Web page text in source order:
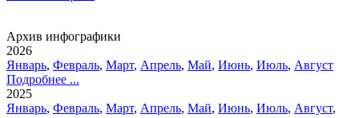
Архив инфографики
2026
Январь, Февраль, Март, Апрель, Май, Июнь, Июль, Август
Подробнее ...
2025
Январь, Февраль, Март, Апрель, Май, Июнь, Июль, Август,